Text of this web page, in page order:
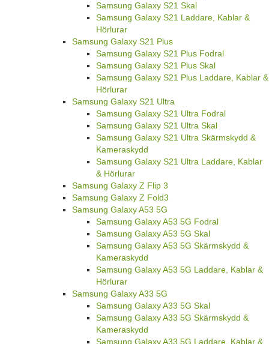
Samsung Galaxy S21 Skal
Samsung Galaxy S21 Laddare, Kablar &
Hörlurar
Samsung Galaxy S21 Plus
Samsung Galaxy S21 Plus Fodral
Samsung Galaxy S21 Plus Skal
Samsung Galaxy S21 Plus Laddare, Kablar &
Hörlurar
Samsung Galaxy S21 Ultra
Samsung Galaxy S21 Ultra Fodral
Samsung Galaxy S21 Ultra Skal
Samsung Galaxy S21 Ultra Skärmskydd &
Kameraskydd
Samsung Galaxy S21 Ultra Laddare, Kablar
& Hörlurar
Samsung Galaxy Z Flip 3
Samsung Galaxy Z Fold3
Samsung Galaxy A53 5G
Samsung Galaxy A53 5G Fodral
Samsung Galaxy A53 5G Skal
Samsung Galaxy A53 5G Skärmskydd &
Kameraskydd
Samsung Galaxy A53 5G Laddare, Kablar &
Hörlurar
Samsung Galaxy A33 5G
Samsung Galaxy A33 5G Skal
Samsung Galaxy A33 5G Skärmskydd &
Kameraskydd
Samsung Galaxy A33 5G Laddare, Kablar &